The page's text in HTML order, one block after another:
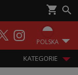
POLSKA
KATEGORIE